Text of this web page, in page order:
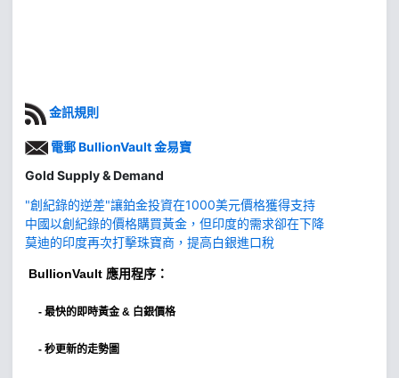
金訊規則
電郵 BullionVault 金易寶
Gold Supply & Demand
"創紀錄的逆差"讓鉑金投資在1000美元價格獲得支持
中國以創紀錄的價格購買黃金，但印度的需求卻在下降
莫迪的印度再次打擊珠寶商，提高白銀進口稅
BullionVault 應用程序：
- 最快的即時黃金 & 白銀價格
- 秒更新的走勢圖